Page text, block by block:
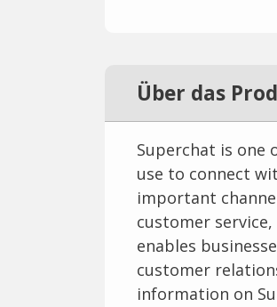
Über das
Superchat is one
use to connect
important
customer
enables
customer
information on